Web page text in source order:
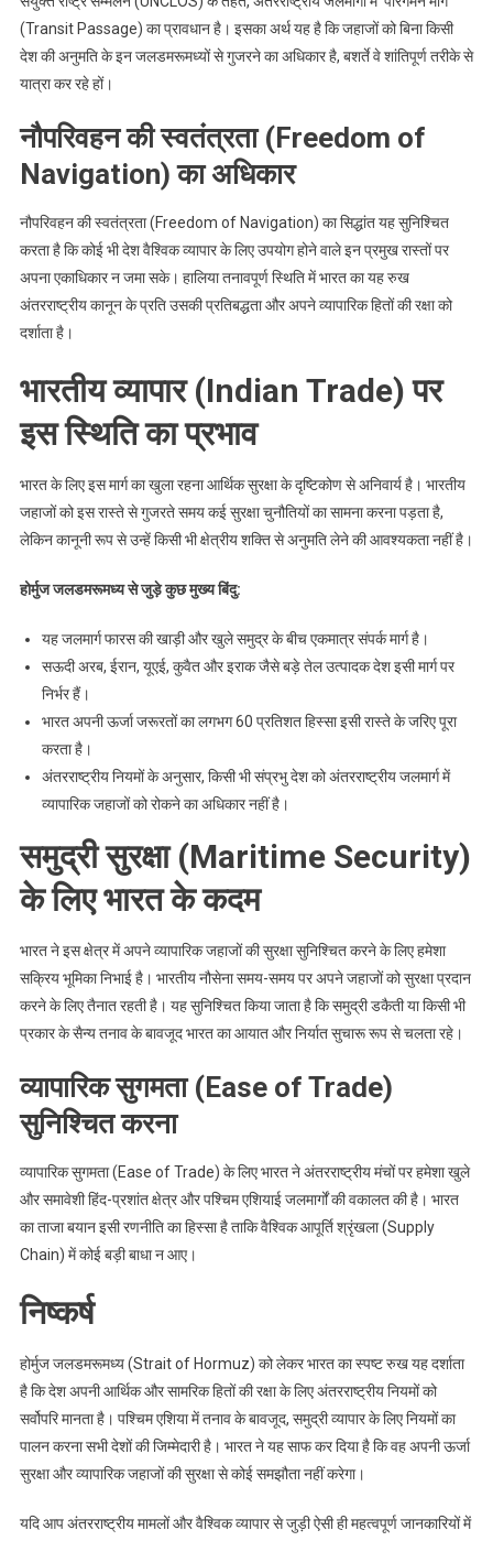
(Transit Passage) का प्रावधान है। इसका अर्थ यह है कि जहाजों को बिना किसी
देश की अनुमति के इन जलडमरूमध्यों से गुजरने का अधिकार है, बशर्ते वे शांतिपूर्ण तरीके से
यात्रा कर रहे हों।
नौपरिवहन की स्वतंत्रता (Freedom of
Navigation) का अधिकार
नौपरिवहन की स्वतंत्रता (Freedom of Navigation) का सिद्धांत यह सुनिश्चित
करता है कि कोई भी देश वैश्विक व्यापार के लिए उपयोग होने वाले इन प्रमुख रास्तों पर
अपना एकाधिकार न जमा सके। हालिया तनावपूर्ण स्थिति में भारत का यह रुख
अंतरराष्ट्रीय कानून के प्रति उसकी प्रतिबद्धता और अपने व्यापारिक हितों की रक्षा को
दर्शाता है।
भारतीय व्यापार (Indian Trade) पर
इस स्थिति का प्रभाव
भारत के लिए इस मार्ग का खुला रहना आर्थिक सुरक्षा के दृष्टिकोण से अनिवार्य है। भारतीय
जहाजों को इस रास्ते से गुजरते समय कई सुरक्षा चुनौतियों का सामना करना पड़ता है,
लेकिन कानूनी रूप से उन्हें किसी भी क्षेत्रीय शक्ति से अनुमति लेने की आवश्यकता नहीं है।
होर्मुज जलडमरूमध्य से जुड़े कुछ मुख्य बिंदु:
यह जलमार्ग फारस की खाड़ी और खुले समुद्र के बीच एकमात्र संपर्क मार्ग है।
सऊदी अरब, ईरान, यूएई, कुवैत और इराक जैसे बड़े तेल उत्पादक देश इसी मार्ग पर
निर्भर हैं।
भारत अपनी ऊर्जा जरूरतों का लगभग 60 प्रतिशत हिस्सा इसी रास्ते के जरिए पूरा
करता है।
अंतरराष्ट्रीय नियमों के अनुसार, किसी भी संप्रभु देश को अंतरराष्ट्रीय जलमार्ग में
व्यापारिक जहाजों को रोकने का अधिकार नहीं है।
समुद्री सुरक्षा (Maritime Security)
के लिए भारत के कदम
भारत ने इस क्षेत्र में अपने व्यापारिक जहाजों की सुरक्षा सुनिश्चित करने के लिए हमेशा
सक्रिय भूमिका निभाई है। भारतीय नौसेना समय-समय पर अपने जहाजों को सुरक्षा प्रदान
करने के लिए तैनात रहती है। यह सुनिश्चित किया जाता है कि समुद्री डकैती या किसी भी
प्रकार के सैन्य तनाव के बावजूद भारत का आयात और निर्यात सुचारू रूप से चलता रहे।
व्यापारिक सुगमता (Ease of Trade)
सुनिश्चित करना
व्यापारिक सुगमता (Ease of Trade) के लिए भारत ने अंतरराष्ट्रीय मंचों पर हमेशा खुले
और समावेशी हिंद-प्रशांत क्षेत्र और पश्चिम एशियाई जलमार्गों की वकालत की है। भारत
का ताजा बयान इसी रणनीति का हिस्सा है ताकि वैश्विक आपूर्ति श्रृंखला (Supply
Chain) में कोई बड़ी बाधा न आए।
निष्कर्ष
होर्मुज जलडमरूमध्य (Strait of Hormuz) को लेकर भारत का स्पष्ट रुख यह दर्शाता
है कि देश अपनी आर्थिक और सामरिक हितों की रक्षा के लिए अंतरराष्ट्रीय नियमों को
सर्वोपरि मानता है। पश्चिम एशिया में तनाव के बावजूद, समुद्री व्यापार के लिए नियमों का
पालन करना सभी देशों की जिम्मेदारी है। भारत ने यह साफ कर दिया है कि वह अपनी ऊर्जा
सुरक्षा और व्यापारिक जहाजों की सुरक्षा से कोई समझौता नहीं करेगा।
यदि आप अंतरराष्ट्रीय मामलों और वैश्विक व्यापार से जुड़ी ऐसी ही महत्वपूर्ण जानकारियों में